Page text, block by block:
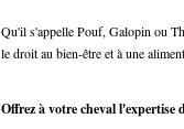
Qu'il s'appelle Pouf, Galopin ou
le droit au bien-être et à une
Offrez à votre cheval l'expertise